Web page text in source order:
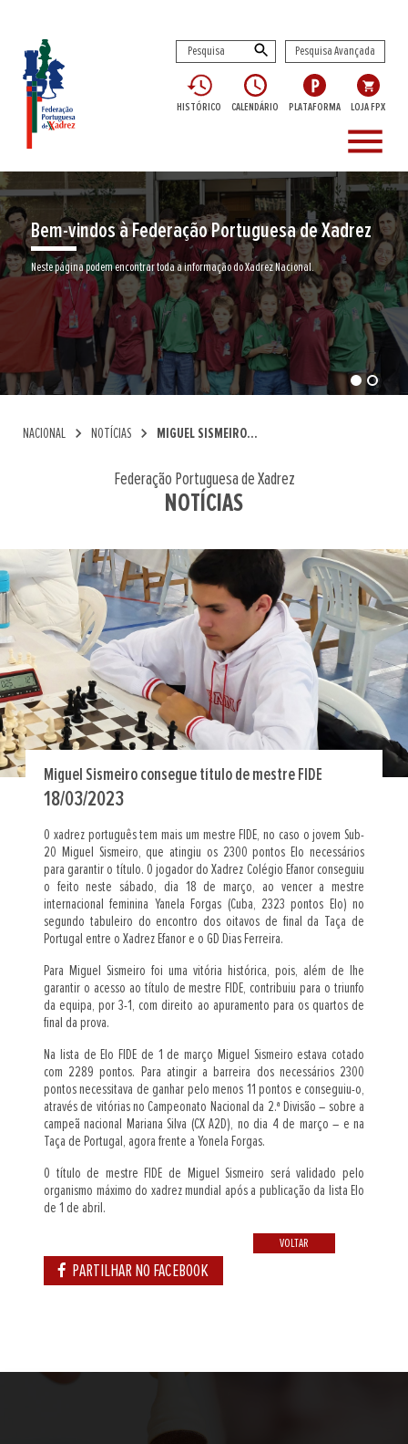
Pesquisa Avançada
HISTÓRICO CALENDÁRIO PLATAFORMA LOJA FPX
menu
Bem-vindos à Federação Portuguesa de Xadrez
Neste página podem encontrar toda a informação do Xadrez Nacional.
NACIONAL chevron_right NOTÍCIAS chevron_right MIGUEL SISMEIRO...
Federação Portuguesa de Xadrez
NOTÍCIAS
Miguel Sismeiro consegue título de mestre FIDE
18/03/2023
O xadrez português tem mais um mestre FIDE, no caso o jovem Sub-
20 Miguel Sismeiro, que atingiu os 2300 pontos Elo necessários
para garantir o título. O jogador do Xadrez Colégio Efanor conseguiu
o feito neste sábado, dia 18 de março, ao vencer a mestre
internacional feminina Yanela Forgas (Cuba, 2323 pontos Elo) no
segundo tabuleiro do encontro dos oitavos de final da Taça de
Portugal entre o Xadrez Efanor e o GD Dias Ferreira.
Para Miguel Sismeiro foi uma vitória histórica, pois, além de lhe
garantir o acesso ao título de mestre FIDE, contribuiu para o triunfo
da equipa, por 3-1, com direito ao apuramento para os quartos de
final da prova.
Na lista de Elo FIDE de 1 de março Miguel Sismeiro estava cotado
com 2289 pontos. Para atingir a barreira dos necessários 2300
pontos necessitava de ganhar pelo menos 11 pontos e conseguiu-o,
através de vitórias no Campeonato Nacional da 2.ª Divisão – sobre a
campeã nacional Mariana Silva (CX A2D), no dia 4 de março – e na
Taça de Portugal, agora frente a Yonela Forgas.
O título de mestre FIDE de Miguel Sismeiro será validado pelo
organismo máximo do xadrez mundial após a publicação da lista Elo
de 1 de abril.
VOLTAR
PARTILHAR NO FACEBOOK